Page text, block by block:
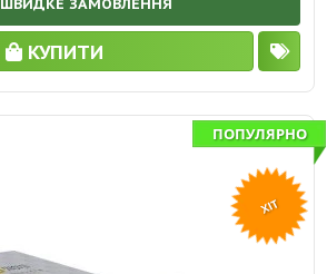
ШВИДКЕ ЗАМОВЛЕННЯ
КУПИТИ
ПОПУЛЯРНО
ХІТ